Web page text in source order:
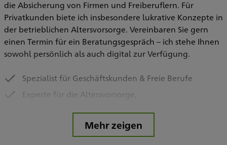
die Absicherung von Firmen und Freiberuflern. Für
Privatkunden biete ich insbesondere lukrative Konzepte in
der betrieblichen Altersvorsorge. Vereinbaren Sie gern
einen Termin für ein Beratungsgespräch – ich stehe Ihnen
sowohl persönlich als auch digital zur Verfügung.
Spezialist für Geschäftskunden & Freie Berufe
Experte für die Altersvorsorge,
Mehr zeigen